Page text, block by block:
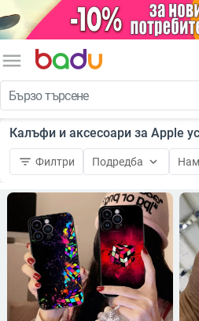
menu
Калъфи и аксесоари за Apple
filter_list Филтри Подредба keyboard_arrow_down